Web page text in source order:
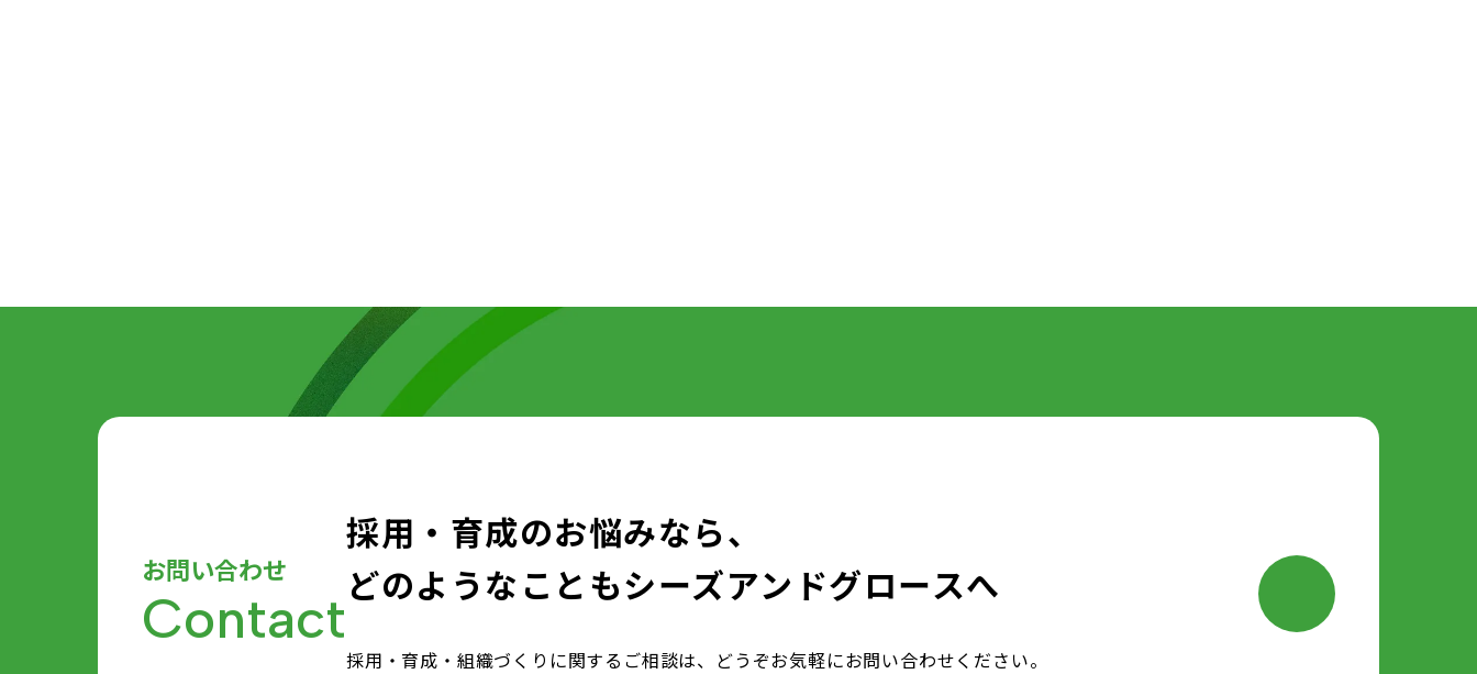
お問い合わせ
Contact
採用・育成のお悩みなら、
どのようなこともシーズアンドグロースへ
採用・育成・組織づくりに関するご相談は、どうぞお気軽にお問い合わせください。